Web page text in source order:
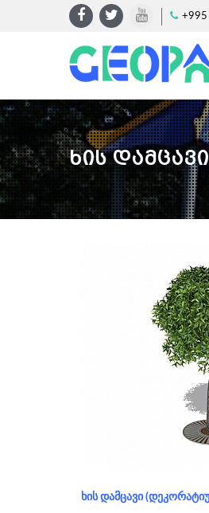
+995
Ხის
ᲮᲘᲡ ᲓᲐᲛᲪᲐᲕᲘ